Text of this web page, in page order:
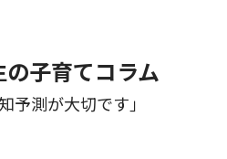
子育てコラム
予測が大切です｣